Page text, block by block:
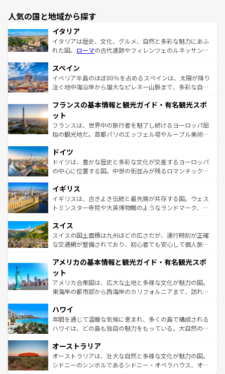
人気の国と地域から探す
イタリア
イタリアは歴史、文化、グルメ、自然と多彩な魅力にあふ
れた国。 ローマの古代遺跡やフィレンツェのルネッサンス
ろん、トスカーナの美しい田園風景やアマルフィ海岸の絶
景など、自然景観も見逃せない。観光の合間には、本場の
ピザやパスタなど、絶品のイタリア料理を堪能することも
ませてくれるイタリアで、忘れられない旅をしてみよう！
なお、新着のイタリア情報は
しい。
スペイン
イベリア半島のほぼ80％を占めるスペインは、太陽が降り
注ぐ地中海沿岸から雄大なピレネー山脈まで、多彩な自然
文化が根付くこの国では、情熱的なフラメンコ、熱気あふ
れる闘牛、そして美味しいタパスが生活の一部となってい
る。首都マドリードの洗練された雰囲気や、バルセロナの
アートに溢れた街角から、地方では古代ローマ遺跡や中世
せる。地方によって風土や気候が異なるスペインはその個
性で訪れる人を魅了する。 なお、新着のスペイン情報は コ
ンテンツ一覧を参照してほしい。
フランスの基本情報と観光ガイド・有名観光スポ
ット
フランスは、世界中の旅行者を魅了し続けるヨーロッパ屈
指の観光地だ。首都パリのエッフェル塔やルーブル美術館
で、幅広い魅力が詰まっている。華麗な宮殿、歴史的な大
聖堂、美しいビーチ、そして豊かな自然が、訪れる者を心
から魅了する。また、フランスは美食の国としても知ら
いる。シャンパンの発祥地であるランス、プロヴァンスの
香り高いラベンダー畑など、多彩な楽しみ方が可能だ。さ
らに、パリ以外の地域にも魅力が溢れており、どの街角に
れる地方に足を運ぶとそれぞれで全く異なる文化を体験で
きるだろう。 なお、新着のフランス情報はコンテンツ一覧
を参照してほしい。
ドイツ
ドイツは、豊かな歴史と多彩な文化が交差するヨーロッパ
の中心に位置する国。中世の街並みが残るロマンチック街
顔を持つこの国は、どこを歩いても飽きることがない。ベ
ルリンの文化的活気、バイエルン州のアルプスの絶景、そ
してライン川沿いのワイン畑といった風景は必見。ビール
は、お酒好きな人にはぜひ体験してほしい。 なお、新着の
ドイツ情報はコンテンツ一覧を参照してほしい。
イギリス
イギリスは、古きよき伝統と最先端が共存する国。ウェス
トミンスター寺院や大英博物館のようなランドマーク、歴
リアごとに異なる魅力がある。また、優雅なアフタヌーン
ティー、ビール好きにはたまらない英国パブ、サッカー観
戦など、本場だからこそできる体験も豊富。イギリスを旅
ンツ一覧を参照してほしい。
スイス
スイスの国土面積は九州ほどの広さだが、運行時刻が正確
な交通網が整備されており、初心者でも安心して個人旅行
の建物がそのまま残る町や、スイスならではのユニークな
博物館もあり、アルプス観光だけでなく町歩きも満喫する
ことができる。国民の所得が高いため物価も高いが、旅行
者向けの交通パス提供のサービスもあり、うまく活用すれ
着のスイス情報は
アメリカの基本情報と観光ガイド・有名観光スポ
ット
アメリカ合衆国は、広大な土地と多様な文化が魅力の国。
東海岸の都市部から西海岸のカリフォルニアまで、訪れる
のような巨大都市は、観光、ショッピング、エンターテイ
ンメントが詰まった刺激的なスポットだ。一方、アメリカ
西部には大自然が広がり、グランドキャニオンやイエロー
部のニューオーリンズでは、音楽と美食が融合した独特の
文化が魅力。旅行者はアメリカの各地域で異なる魅力を楽
しみながら、その多様性と豊かな歴史を感じることができ
ハワイ
年間を通じて温暖な気候に恵まれ、多くの島で構成される
ハワイは、どの島も独自の魅力をもっている。大自然の神
ワイ島は見逃せない。また、定番の観光地といえばオアフ
島だが、静かな自然を求めるならマウイ島やカウアイ島が
おすすめ。エメラルドグリーンに輝く海をはじめ、豊かな
オーストラリア
オーストラリアは、壮大な自然と多様な文化が魅力の国。
シドニーのシンボルであるシドニー・オペラハウス、オー